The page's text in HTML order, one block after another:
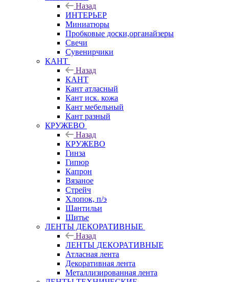
Назад
ИНТЕРЬЕР
Миниатюры
Пробковые доски,органайзеры
Свечи
Сувенирчики
КАНТ
Назад
КАНТ
Кант атласный
Кант иск. кожа
Кант мебельный
Кант разный
КРУЖЕВО
Назад
КРУЖЕВО
Гинза
Гипюр
Капрон
Вязаное
Стрейч
Хлопок, п/э
Шантильи
Шитье
ЛЕНТЫ ДЕКОРАТИВНЫЕ
Назад
ЛЕНТЫ ДЕКОРАТИВНЫЕ
Атласная лента
Декоративная лента
Металлизированная лента